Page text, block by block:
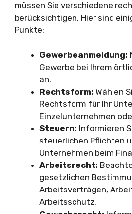
müssen Sie verschiedene
berücksichtigen. Hier sind
Punkte:
Gewerbeanmeldung:
Gewerbe bei Ihrem
an.
Rechtsform: Wählen
Rechtsform für Ihr
Einzelunternehmen
Steuern: Informieren
steuerlichen Pflichten
Unternehmen beim
Arbeitsrecht:
gesetzlichen
Arbeitsverträgen,
Arbeitsschutz.